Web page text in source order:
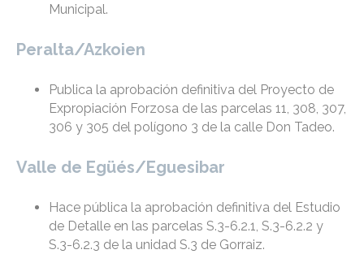
Municipal.
Peralta/Azkoien
Publica la aprobación definitiva del Proyecto de
Expropiación Forzosa de las parcelas 11, 308, 307,
306 y 305 del polígono 3 de la calle Don Tadeo.
Valle de Egüés/Eguesibar
Hace pública la aprobación definitiva del Estudio
de Detalle en las parcelas S.3-6.2.1, S.3-6.2.2 y
S.3-6.2.3 de la unidad S.3 de Gorraiz.